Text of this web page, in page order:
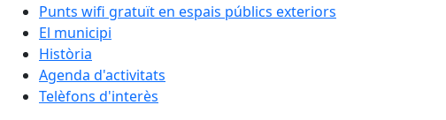
Punts wifi gratuït en espais públics exteriors
El municipi
Història
Agenda d'activitats
Telèfons d'interès